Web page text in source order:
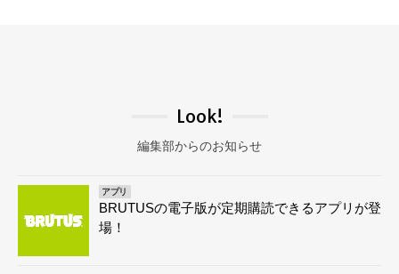
Look!
編集部からのお知らせ
アプリ
BRUTUSの電子版が定期購読できるアプリが登
場！